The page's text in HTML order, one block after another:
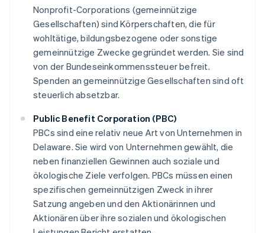
Nonprofit-Corporations (gemeinnützige
Gesellschaften) sind Körperschaften, die für
wohltätige, bildungsbezogene oder sonstige
gemeinnützige Zwecke gegründet werden. Sie sind
von der Bundeseinkommenssteuer befreit.
Spenden an gemeinnützige Gesellschaften sind oft
steuerlich absetzbar.
Public Benefit Corporation (PBC)
PBCs sind eine relativ neue Art von Unternehmen in
Delaware. Sie wird von Unternehmen gewählt, die
neben finanziellen Gewinnen auch soziale und
ökologische Ziele verfolgen. PBCs müssen einen
spezifischen gemeinnützigen Zweck in ihrer
Satzung angeben und den Aktionärinnen und
Aktionären über ihre sozialen und ökologischen